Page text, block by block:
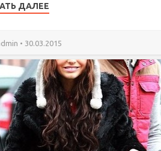
ДАЛЕЕ
• 30.03.2015